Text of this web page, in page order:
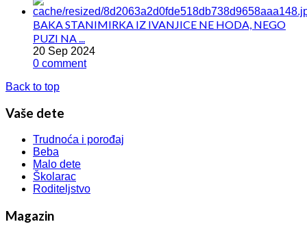
BAKA STANIMIRKA IZ IVANJICE NE HODA, NEGO
PUZI NA ...
20 Sep 2024
0 comment
Back to top
Vaše dete
Trudnoća i porođaj
Beba
Malo dete
Školarac
Roditeljstvo
Magazin